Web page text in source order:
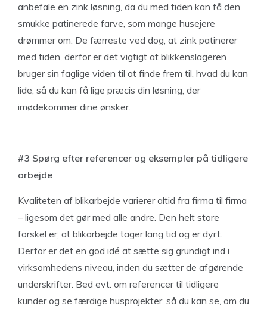
anbefale en zink løsning, da du med tiden kan få den
smukke patinerede farve, som mange husejere
drømmer om. De færreste ved dog, at zink patinerer
med tiden, derfor er det vigtigt at blikkenslageren
bruger sin faglige viden til at finde frem til, hvad du kan
lide, så du kan få lige præcis din løsning, der
imødekommer dine ønsker.
#3 Spørg efter referencer og eksempler på tidligere
arbejde
Kvaliteten af blikarbejde varierer altid fra firma til firma
– ligesom det gør med alle andre. Den helt store
forskel er, at blikarbejde tager lang tid og er dyrt.
Derfor er det en god idé at sætte sig grundigt ind i
virksomhedens niveau, inden du sætter de afgørende
underskrifter. Bed evt. om referencer til tidligere
kunder og se færdige husprojekter, så du kan se, om du